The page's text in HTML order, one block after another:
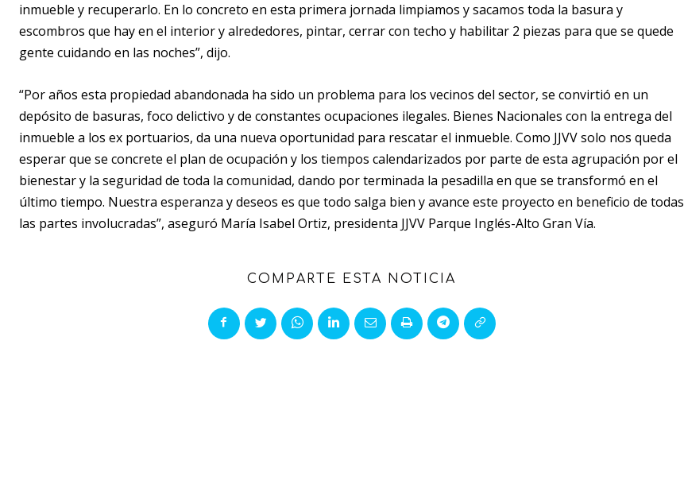
inmueble y recuperarlo. En lo concreto en esta primera jornada limpiamos y sacamos toda la basura y
escombros que hay en el interior y alrededores, pintar, cerrar con techo y habilitar 2 piezas para que se quede
gente cuidando en las noches”, dijo.
“Por años esta propiedad abandonada ha sido un problema para los vecinos del sector, se convirtió en un
depósito de basuras, foco delictivo y de constantes ocupaciones ilegales. Bienes Nacionales con la entrega del
inmueble a los ex portuarios, da una nueva oportunidad para rescatar el inmueble. Como JJVV solo nos queda
esperar que se concrete el plan de ocupación y los tiempos calendarizados por parte de esta agrupación por el
bienestar y la seguridad de toda la comunidad, dando por terminada la pesadilla en que se transformó en el
último tiempo. Nuestra esperanza y deseos es que todo salga bien y avance este proyecto en beneficio de todas
las partes involucradas”, aseguró María Isabel Ortiz, presidenta JJVV Parque Inglés-Alto Gran Vía.
COMPARTE ESTA NOTICIA